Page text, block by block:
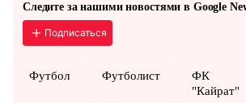
Следите за нашими новостями в Google
Подписаться
Футбол Футболист
ФК
"Кайрат"